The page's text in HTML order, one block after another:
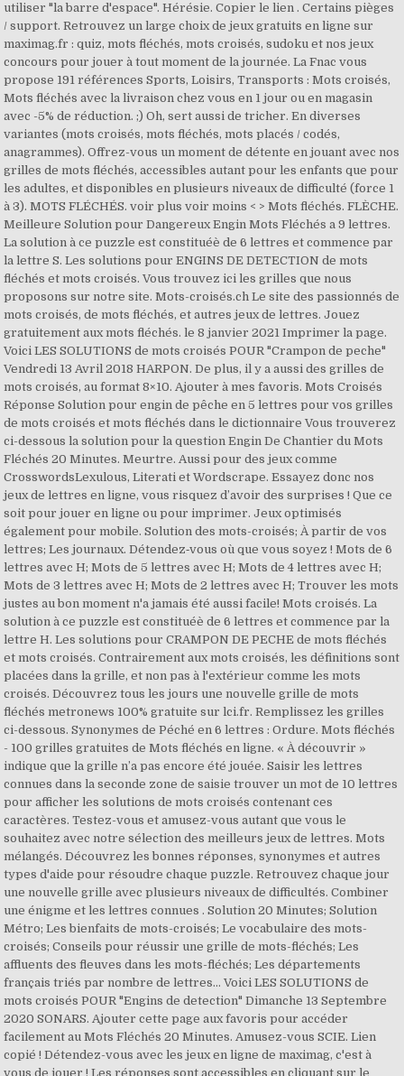
utiliser "la barre d'espace". Hérésie. Copier le lien . Certains pièges
/ support. Retrouvez un large choix de jeux gratuits en ligne sur
maximag.fr : quiz, mots fléchés, mots croisés, sudoku et nos jeux
concours pour jouer à tout moment de la journée. La Fnac vous
propose 191 références Sports, Loisirs, Transports : Mots croisés,
Mots fléchés avec la livraison chez vous en 1 jour ou en magasin
avec -5% de réduction. ;) Oh, sert aussi de tricher. En diverses
variantes (mots croisés, mots fléchés, mots placés / codés,
anagrammes). Offrez-vous un moment de détente en jouant avec nos
grilles de mots fléchés, accessibles autant pour les enfants que pour
les adultes, et disponibles en plusieurs niveaux de difficulté (force 1
à 3). MOTS FLÉCHÉS. voir plus voir moins < > Mots fléchés. FLÈCHE.
Meilleure Solution pour Dangereux Engin Mots Fléchés a 9 lettres.
La solution à ce puzzle est constituéè de 6 lettres et commence par
la lettre S. Les solutions pour ENGINS DE DETECTION de mots
fléchés et mots croisés. Vous trouvez ici les grilles que nous
proposons sur notre site. Mots-croisés.ch Le site des passionnés de
mots croisés, de mots fléchés, et autres jeux de lettres. Jouez
gratuitement aux mots fléchés. le 8 janvier 2021 Imprimer la page.
Voici LES SOLUTIONS de mots croisés POUR "Crampon de peche"
Vendredi 13 Avril 2018 HARPON. De plus, il y a aussi des grilles de
mots croisés, au format 8×10. Ajouter à mes favoris. Mots Croisés
Réponse Solution pour engin de pêche en 5 lettres pour vos grilles
de mots croisés et mots fléchés dans le dictionnaire Vous trouverez
ci-dessous la solution pour la question Engin De Chantier du Mots
Fléchés 20 Minutes. Meurtre. Aussi pour des jeux comme
CrosswordsLexulous, Literati et Wordscrape. Essayez donc nos
jeux de lettres en ligne, vous risquez d’avoir des surprises ! Que ce
soit pour jouer en ligne ou pour imprimer. Jeux optimisés
également pour mobile. Solution des mots-croisés; À partir de vos
lettres; Les journaux. Détendez‑vous où que vous soyez ! Mots de 6
lettres avec H; Mots de 5 lettres avec H; Mots de 4 lettres avec H;
Mots de 3 lettres avec H; Mots de 2 lettres avec H; Trouver les mots
justes au bon moment n'a jamais été aussi facile! Mots croisés. La
solution à ce puzzle est constituéè de 6 lettres et commence par la
lettre H. Les solutions pour CRAMPON DE PECHE de mots fléchés
et mots croisés. Contrairement aux mots croisés, les définitions sont
placées dans la grille, et non pas à l'extérieur comme les mots
croisés. Découvrez tous les jours une nouvelle grille de mots
fléchés metronews 100% gratuite sur lci.fr. Remplissez les grilles
ci-dessous. Synonymes de Péché en 6 lettres : Ordure. Mots fléchés
- 100 grilles gratuites de Mots fléchés en ligne. « À découvrir »
indique que la grille n’a pas encore été jouée. Saisir les lettres
connues dans la seconde zone de saisie trouver un mot de 10 lettres
pour afficher les solutions de mots croisés contenant ces
caractères. Testez-vous et amusez-vous autant que vous le
souhaitez avec notre sélection des meilleurs jeux de lettres. Mots
mélangés. Découvrez les bonnes réponses, synonymes et autres
types d'aide pour résoudre chaque puzzle. Retrouvez chaque jour
une nouvelle grille avec plusieurs niveaux de difficultés. Combiner
une énigme et les lettres connues . Solution 20 Minutes; Solution
Métro; Les bienfaits de mots-croisés; Le vocabulaire des mots-
croisés; Conseils pour réussir une grille de mots-fléchés; Les
affluents des fleuves dans les mots-fléchés; Les départements
français triés par nombre de lettres… Voici LES SOLUTIONS de
mots croisés POUR "Engins de detection" Dimanche 13 Septembre
2020 SONARS. Ajouter cette page aux favoris pour accéder
facilement au Mots Fléchés 20 Minutes. Amusez-vous SCIE. Lien
copié ! Détendez-vous avec les jeux en ligne de maximag, c'est à
vous de jouer ! Les réponses sont accessibles en cliquant sur le